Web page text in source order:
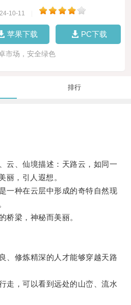
10-11
苹果下载 PC下载
市场，安全绿色
排行
、仙境描述：天路云，如同一
丽，引人遐想。
种在云层中形成的奇特自然现
梁，神秘而美丽。
修炼精深的人才能够穿越天路
，可以看到远处的山峦、流水